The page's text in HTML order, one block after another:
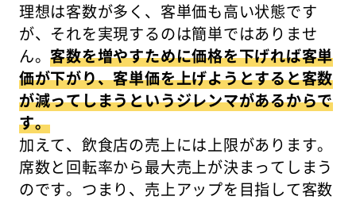
理想は客数が多く、客単価も高い状態です
が、それを実現するのは簡単ではありませ
ん。客数を増やすために価格を下げれば客単
価が下がり、客単価を上げようとすると客数
が減ってしまうというジレンマがあるからで
す。
加えて、飲食店の売上には上限があります。
席数と回転率から最大売上が決まってしまう
のです。つまり、売上アップを目指して客数